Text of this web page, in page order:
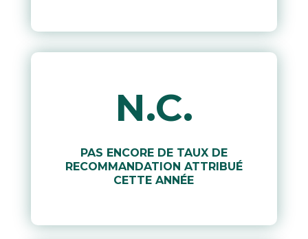
N.C.
PAS ENCORE DE TAUX DE
RECOMMANDATION ATTRIBUÉ
CETTE ANNÉE